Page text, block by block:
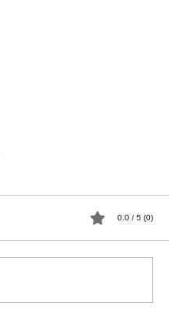
0.0 / 5 (0)